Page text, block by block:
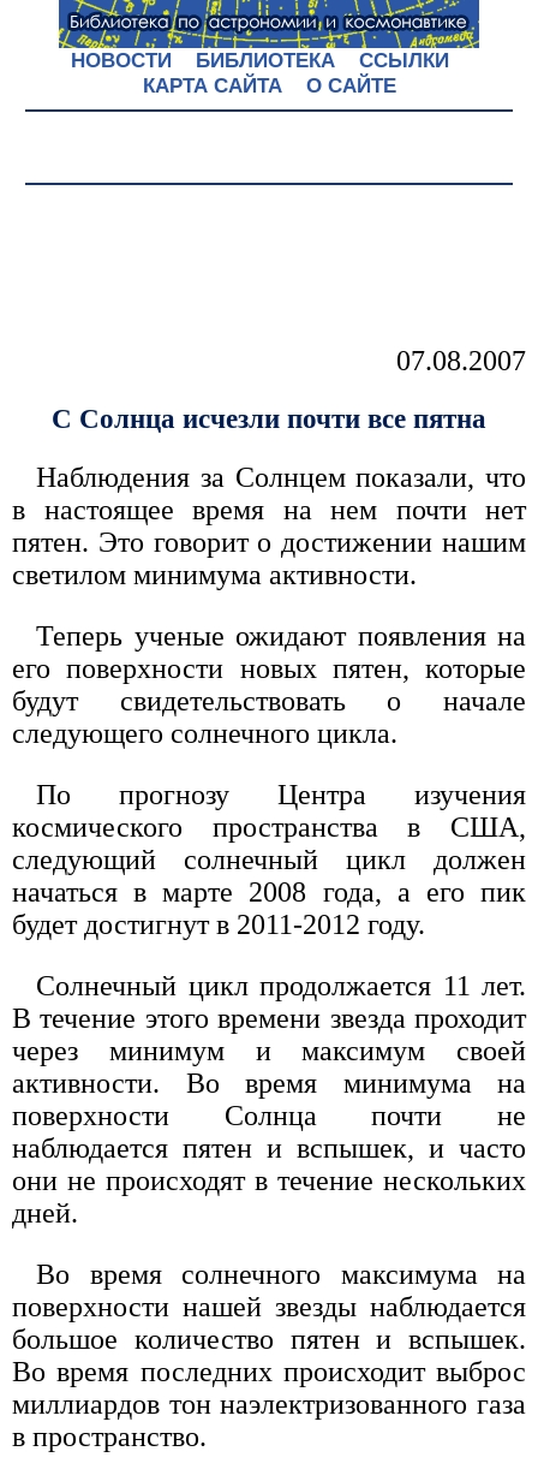
НОВОСТИ БИБЛИОТЕКА
ССЫЛКИ
КАРТА САЙТА
О САЙТЕ
07.08.2007
С Солнца исчезли почти все пятна
Наблюдения за Солнцем показали, что
в настоящее время на нем почти нет
пятен. Это говорит о достижении нашим
светилом минимума активности.
Теперь ученые ожидают появления на
его поверхности новых пятен, которые
будут свидетельствовать о начале
следующего солнечного цикла.
По прогнозу Центра изучения
космического пространства в США,
следующий солнечный цикл должен
начаться в марте 2008 года, а его пик
будет достигнут в 2011-2012 году.
Солнечный цикл продолжается 11 лет.
В течение этого времени звезда проходит
через минимум и максимум своей
активности. Во время минимума на
поверхности Солнца почти не
наблюдается пятен и вспышек, и часто
они не происходят в течение нескольких
дней.
Во время солнечного максимума на
поверхности нашей звезды наблюдается
большое количество пятен и вспышек.
Во время последних происходит выброс
миллиардов тон наэлектризованного газа
в пространство.